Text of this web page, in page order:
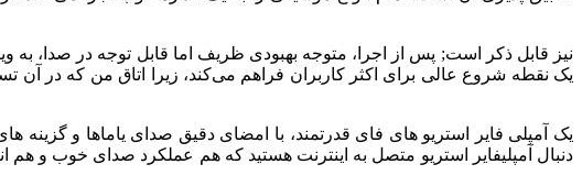
دنبال آمپلیفایر استریو متصل به اینترنت هستید که هم عملکرد صدای خوب و هم